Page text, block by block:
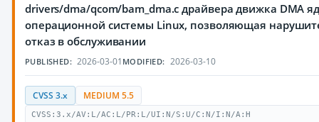
drivers/dma/qcom/bam_dma.c драйвера движка DMA
операционной системы Linux, позволяющая
отказ в обслуживании
PUBLISHED: 2026-03-01 MODIFIED: 2026-03-10
CVSS 3.x MEDIUM 5.5
CVSS:3.x/AV:L/AC:L/PR:L/UI:N/S:U/C:N/I:N/A:H